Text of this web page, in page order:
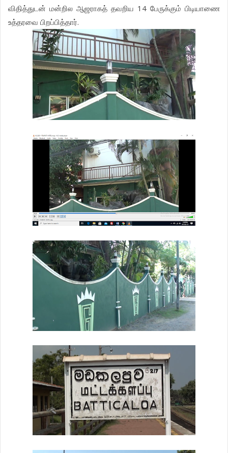
விதித்துடன் மன்றில ஆஜராகத் தவறிய 14 பேருக்கும் பிடியாணை
உத்தரவை பிறப்பித்தார்.